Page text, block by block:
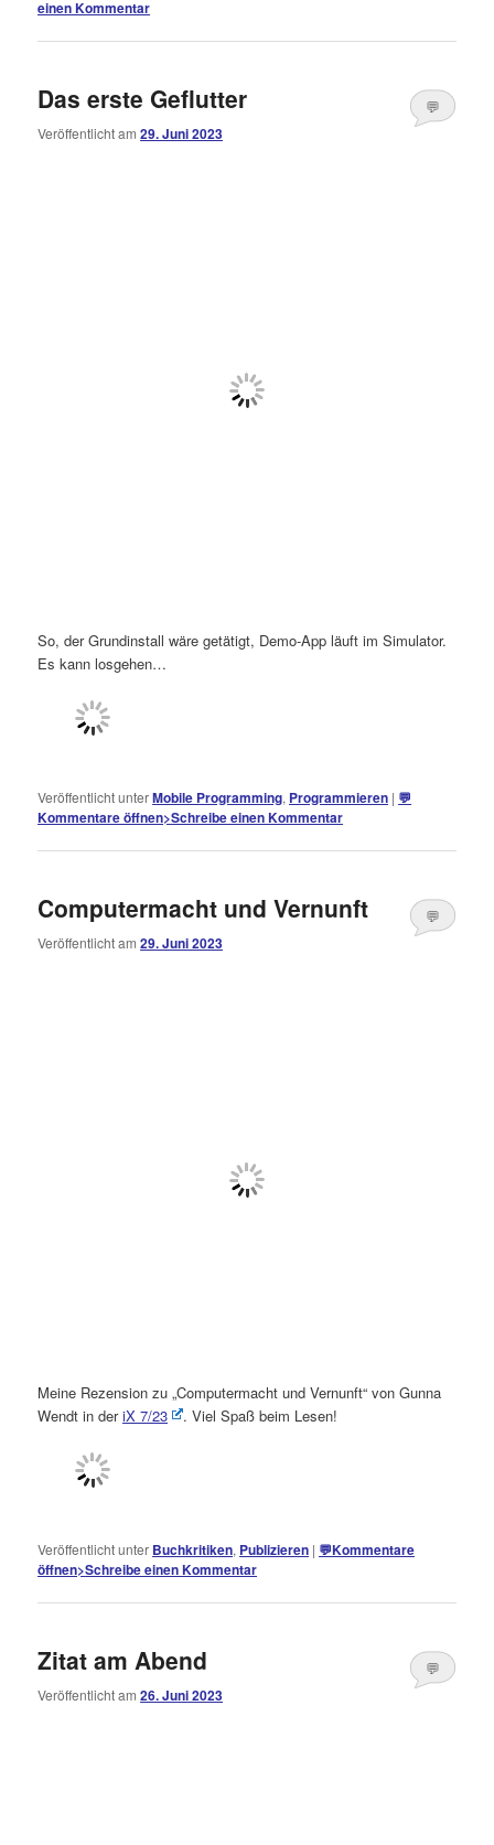
einen Kommentar
Das erste Geflutter
Veröffentlicht am29. Juni 2023
💬
So, der Grundinstall wäre getätigt, Demo-App läuft im Simulator.
Es kann losgehen…
Veröffentlicht unterMobile Programming, Programmieren | 💬
Kommentare öffnen>Schreibe einen Kommentar
Computermacht und Vernunft
Veröffentlicht am29. Juni 2023
💬
Meine Rezension zu „Computermacht und Vernunft“ von Gunna
Wendt in deriX 7/23 . Viel Spaß beim Lesen!
Veröffentlicht unter Buchkritiken, Publizieren | 💬Kommentare
öffnen>Schreibe einen Kommentar
Zitat am Abend
Veröffentlicht am26. Juni 2023
💬